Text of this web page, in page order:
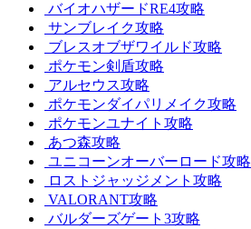
バイオハザードRE4攻略
サンブレイク攻略
ブレスオブザワイルド攻略
ポケモン剣盾攻略
アルセウス攻略
ポケモンダイパリメイク攻略
ポケモンユナイト攻略
あつ森攻略
ユニコーンオーバーロード攻略
ロストジャッジメント攻略
VALORANT攻略
バルダーズゲート3攻略